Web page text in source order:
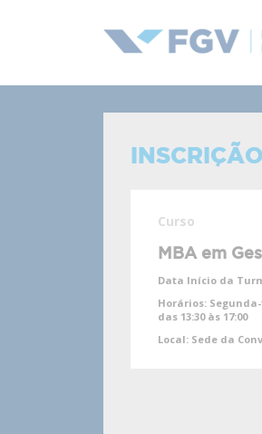
Curso
MBA em
Data Início da
Horários:
das 13:30 às 17:00
Local: Sede da